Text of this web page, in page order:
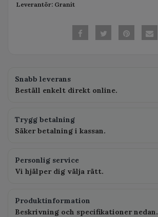
Leverantör: Granit
Snabb leverans
Beställ enkelt direkt online.
Trygg betalning
Säker betalning i kassan.
Personlig service
Vi hjälper dig välja rätt.
Produktinformation
Beskrivning och specifikationer nedan.